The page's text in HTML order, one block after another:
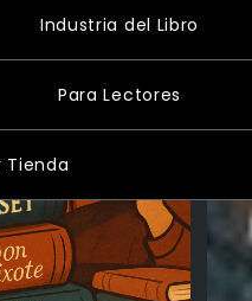
Industria del Libro
Para Lectores
Tienda